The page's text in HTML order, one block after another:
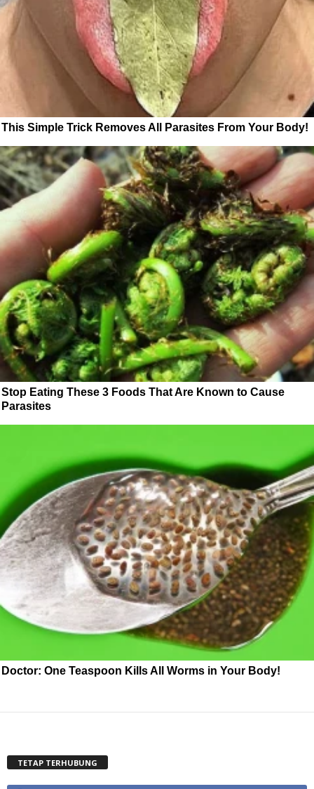
This Simple Trick Removes All Parasites From Your Body!
Stop Eating These 3 Foods That Are Known to Cause
Parasites
Doctor: One Teaspoon Kills All Worms in Your Body!
TETAP TERHUBUNG